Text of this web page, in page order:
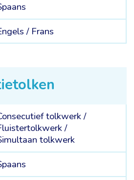
/ Frans
tolkwerk/
/
tolkwerk